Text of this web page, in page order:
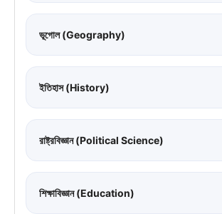
ভূগোল (Geography)
ইতিহাস (History)
রাষ্ট্রবিজ্ঞান (Political Science)
শিক্ষাবিজ্ঞান (Education)